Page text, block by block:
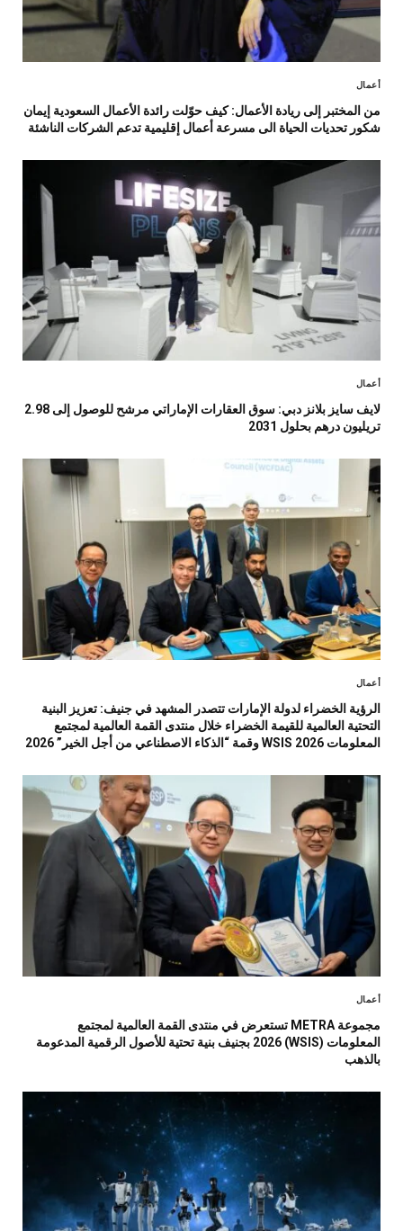
أعمال
من المختبر إلى ريادة الأعمال: كيف حوّلت رائدة الأعمال السعودية إيمان
شكور تحديات الحياة الى مسرعة أعمال إقليمية تدعم الشركات الناشئة
أعمال
لايف سايز بلانز دبي: سوق العقارات الإماراتي مرشح للوصول إلى 2.98
تريليون درهم بحلول 2031
أعمال
الرؤية الخضراء لدولة الإمارات تتصدر المشهد في جنيف: تعزيز البنية
التحتية العالمية للقيمة الخضراء خلال منتدى القمة العالمية لمجتمع
المعلومات WSIS 2026 وقمة “الذكاء الاصطناعي من أجل الخير” 2026
أعمال
مجموعة METRA تستعرض في منتدى القمة العالمية لمجتمع
المعلومات (WSIS) 2026 بجنيف بنية تحتية للأصول الرقمية المدعومة
بالذهب